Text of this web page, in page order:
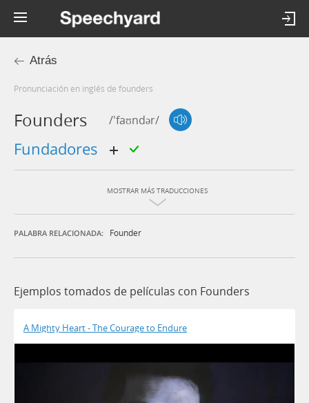
Atrás
Pronunciación en inglés de founders
Founders /'faʊndər/
fundadores
MOSTRAR MÁS TRADUCCIONES
PALABRA RELACIONADA: Founder
Ejemplos tomados de películas con Founders
A Mighty Heart - The Courage to Endure